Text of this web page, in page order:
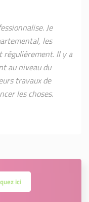
Je
les
régulièrement. Il y a
au niveau du
travaux de
les choses.
ici